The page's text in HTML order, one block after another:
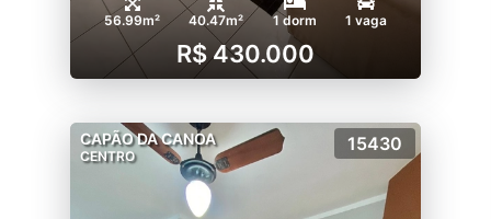
56.99m² 40.47m² 1 dorm 1 vaga
R$ 430.000
CAPÃO DA CANOA
CENTRO
15430